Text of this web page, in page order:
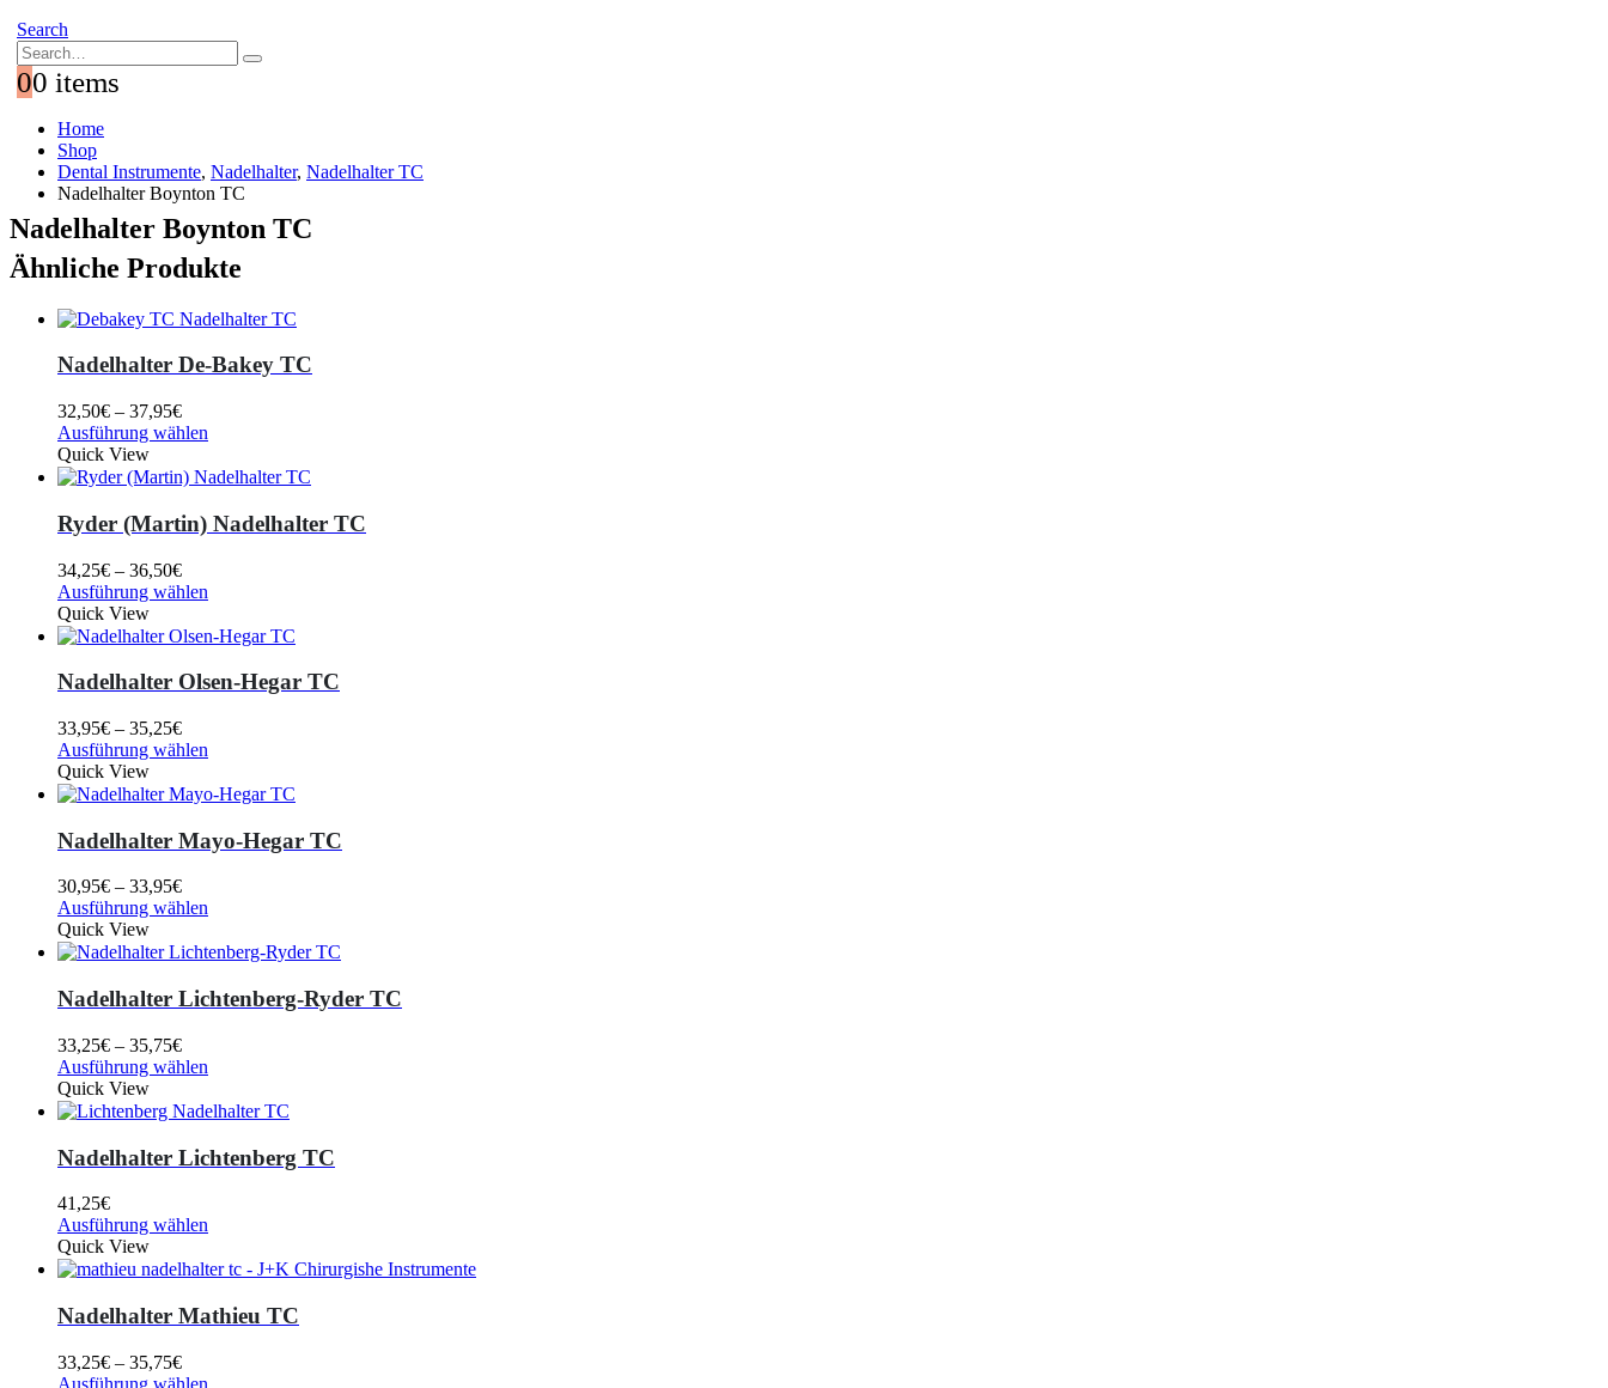
Search
00 items
Home
Shop
Dental Instrumente, Nadelhalter, Nadelhalter TC
Nadelhalter Boynton TC
Nadelhalter Boynton TC
Ähnliche Produkte
Nadelhalter De-Bakey TC
32,50€ – 37,95€
Ausführung wählen
Quick View
Ryder (Martin) Nadelhalter TC
34,25€ – 36,50€
Ausführung wählen
Quick View
Nadelhalter Olsen-Hegar TC
33,95€ – 35,25€
Ausführung wählen
Quick View
Nadelhalter Mayo-Hegar TC
30,95€ – 33,95€
Ausführung wählen
Quick View
Nadelhalter Lichtenberg-Ryder TC
33,25€ – 35,75€
Ausführung wählen
Quick View
Nadelhalter Lichtenberg TC
41,25€
Ausführung wählen
Quick View
Nadelhalter Mathieu TC
33,25€ – 35,75€
Ausführung wählen